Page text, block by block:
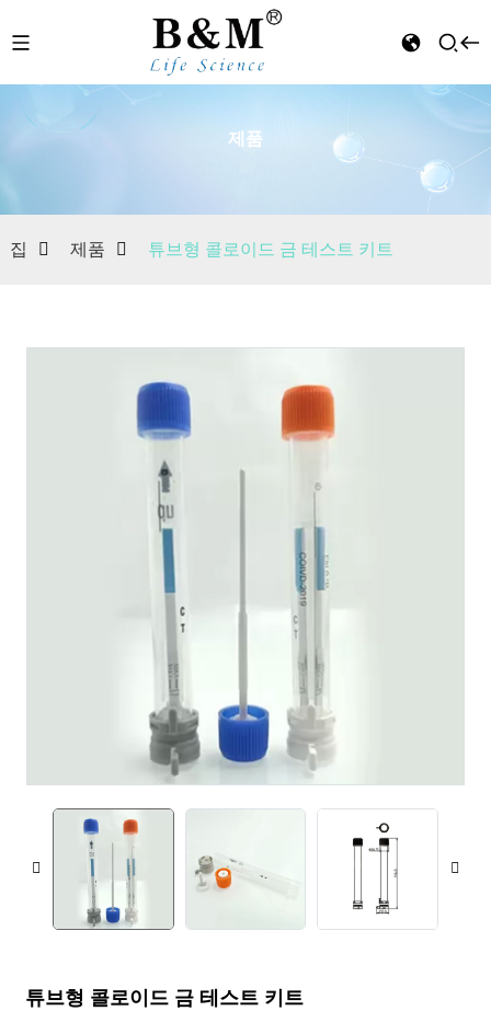
제품
집 제품 튜브형 콜로이드 금 테스트 키트
튜브형 콜로이드 금 테스트 키트